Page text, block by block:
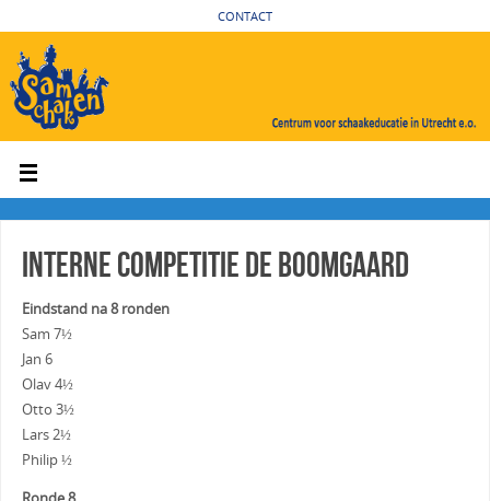
CONTACT
Interne competitie De Boomgaard
Eindstand na 8 ronden
Sam 7½
Jan 6
Olav 4½
Otto 3½
Lars 2½
Philip ½